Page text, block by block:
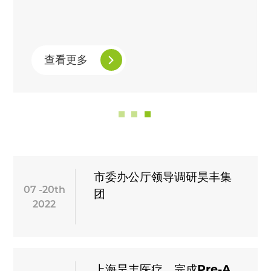
查看更多
07 -20th
2022
市委办公厅领导调研昊丰集
团